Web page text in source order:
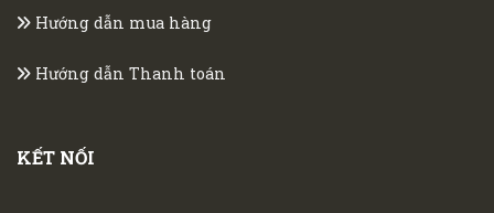
Hướng dẫn mua hàng
Hướng dẫn Thanh toán
KẾT NỐI